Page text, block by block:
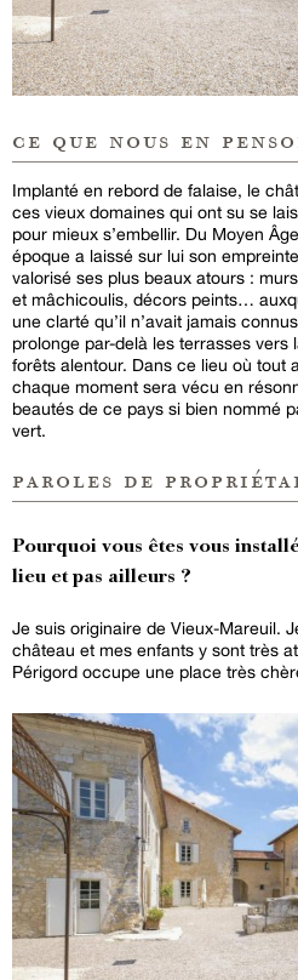
ce que nous en
Implanté en rebord de falaise, le
ces vieux domaines qui ont su se
pour mieux s’embellir. Du Moyen
époque a laissé sur lui son
valorisé ses plus beaux atours :
et mâchicoulis, décors peints…
une clarté qu’il n’avait jamais
prolonge par-delà les terrasses
forêts alentour. Dans ce lieu où tout
chaque moment sera vécu en
beautés de ce pays si bien nommé
vert.
paroles de
Pourquoi vous êtes vous
lieu et pas ailleurs ?
Je suis originaire de Vieux-Mareuil.
château et mes enfants y sont très
Périgord occupe une place très